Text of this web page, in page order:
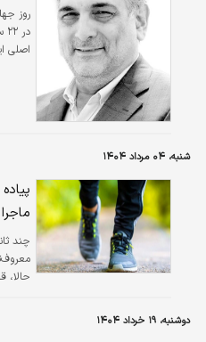
روز
اصلی
شنبه، ۰۴ مرداد ۱۴۰۴
چند
حالا،
دوشنبه، ۱۹ خرداد ۱۴۰۴